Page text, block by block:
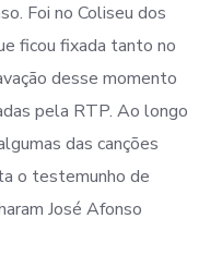
Foi no Coliseu dos
ficou fixada tanto no
desse momento
pela RTP. Ao longo
das canções
o testemunho de
José Afonso